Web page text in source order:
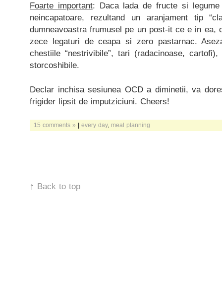
Foarte important: Daca lada de fructe si
neincapatoare, rezultand un aranjament tip
dumneavoastra frumusel pe un post-it ce e in ea,
zece legaturi de ceapa si zero pastarnac.
chestiile “nestrivibile”, tari (radacinoase,
storcoshibile.
Declar inchisa sesiunea OCD a diminetii, va
frigider lipsit de imputziciuni. Cheers!
15 comments » | every day, meal planning
↑ Back to top